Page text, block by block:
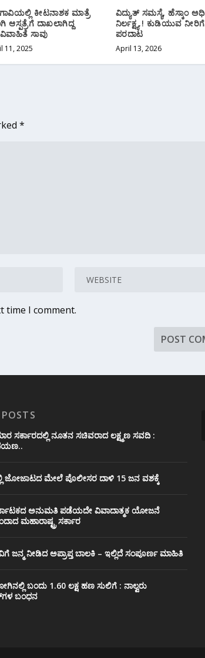
ಕೀಟನಾಶಕ ಮಾತ್ರೆ
ಆಸ್ಪತ್ರೆಗೆ ದಾಖಲಾಗಿದ್ದ
ಸಾವು
11, 2025
ವಿದ್ಯುತ್ ಸಮಸ್ಯೆ, ಹೆಸ್ಕಾಂ
ನಿರ್ಲಕ್ಷ್ಯ.! ಕುಡಿಯುವ ನೀರಿಗೆ
ಪರದಾಟ
April 13, 2026
*
time I comment.
ಸರ್ಕಾರದಲ್ಲಿ ನೂತನ ಸಚಿವರಾದ ಲಕ್ಷ್ಮಣ ಸವದಿ :
ಜೋಜಾಟದ ಮೇಲೆ ಪೊಲೀಸರ ದಾಳಿ 15 ಜನ ವಶಕ್ಕೆ
ಅನುಮತಿ ಪಡೆಯದೇ ವಿವಾದಾತ್ಮಕ ಯೋಜನೆ
ಮಹಾರಾಷ್ಟ್ರ ಸರ್ಕಾರ
ಜನ್ಮ ನೀಡಿದ ಅಪ್ರಾಪ್ತ ಬಾಲಕಿ – ಇಲ್ಲಿದೆ ಸಂಪೂರ್ಣ ಮಾಹಿತಿ
ಬಂದು 1.60 ಲಕ್ಷ ಹಣ ಸುಲಿಗೆ : ನಾಲ್ವರು
ಬಂಧನ